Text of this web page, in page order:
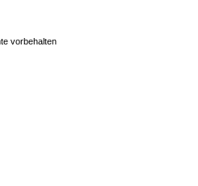
vorbehalten